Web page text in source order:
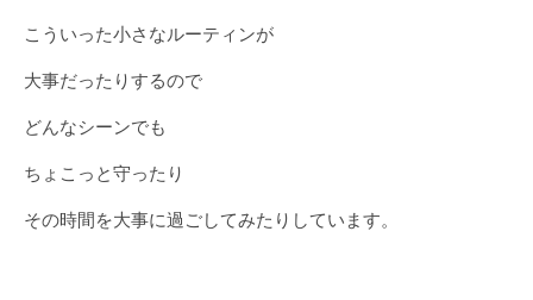
こういった小さなルーティンが
大事だったりするので
どんなシーンでも
ちょこっと守ったり
その時間を大事に過ごしてみたりしています。